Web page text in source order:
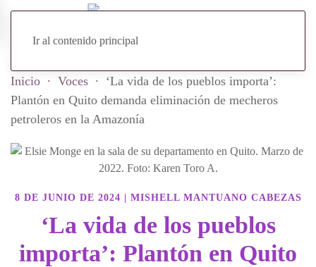
Ir al contenido principal
Inicio Voces
‘La vida de los pueblos importa’:
Plantón en Quito demanda eliminación de mecheros
petroleros en la Amazonía
8 DE JUNIO DE 2024 MISHELL MANTUANO CABEZAS
‘La vida de los pueblos
importa’: Plantón en Quito